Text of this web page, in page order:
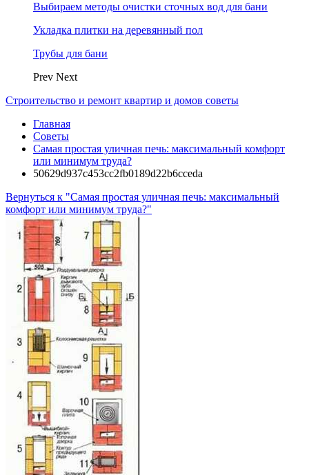
Выбираем методы очистки сточных вод для бани
Укладка плитки на деревянный пол
Трубы для бани
Prev Next
Строительство и ремонт квартир и домов советы
Главная
Советы
Самая простая уличная печь: максимальный комфорт
или минимум труда?
50629d937c453cc2fb0189d22b6cceda
Вернуться к "Самая простая уличная печь: максимальный
комфорт или минимум труда?"